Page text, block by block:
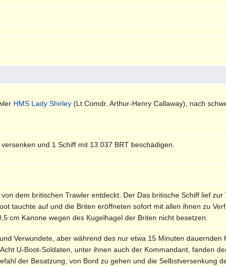
HMS Lady Shirley (Lt.Comdr. Arthur-Henry Callaway), nach
und 1 Schiff mit 13.037 BRT beschädigen.
dem britischen Trawler entdeckt. Der Das britische Schiff lief zur
tauchte auf und die Briten eröffneten sofort mit allen ihnen zu
cm Kanone wegen des Kugelhagel der Briten nicht besetzen.
Verwundete, aber während des nur etwa 15 Minuten dauernden
U-Boot-Soldaten, unter ihnen auch der Kommandant, fanden
der Besatzung, von Bord zu gehen und die Selbstversenkung